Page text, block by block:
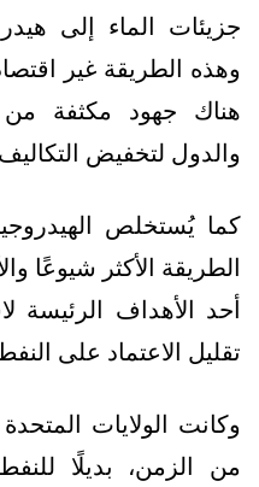
جزيئات الماء إلى
وهذه الطريقة غير
هناك جهود مكثفة
والدول لتخفيض
كما يُستخلص
الطريقة الأكثر شيوعًا
أحد الأهداف الرئيسة
تقليل الاعتماد على
وكانت الولايات
من الزمن، بديلًا